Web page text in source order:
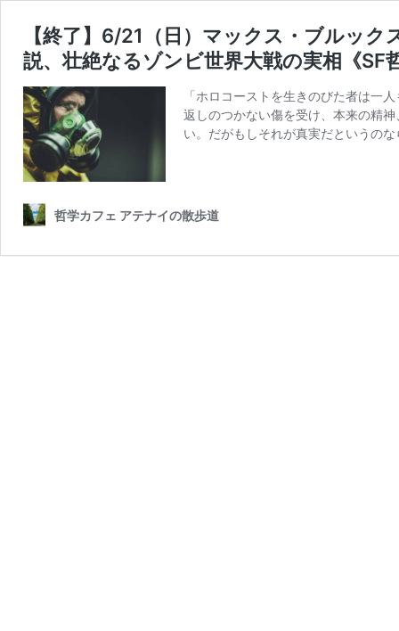
【終了】6/21（日）マックス・ブルッ
説、壮絶なるゾンビ世界大戦の実相《SF
「ホロコーストを生きのびた者は一
返しのつかない傷を受け、本来の精
い。だがもしそれが真実だというの
哲学カフェ アテナイの散歩道